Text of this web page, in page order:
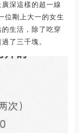
深這樣的超一線
位剛上大一的女生
生活，除了吃穿
了三千塊。